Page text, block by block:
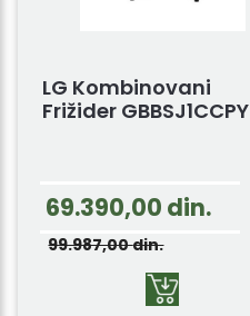
LG Kombinovani
Frižider GBBSJ1CCPY
69.390,00 din.
99.987,00din.